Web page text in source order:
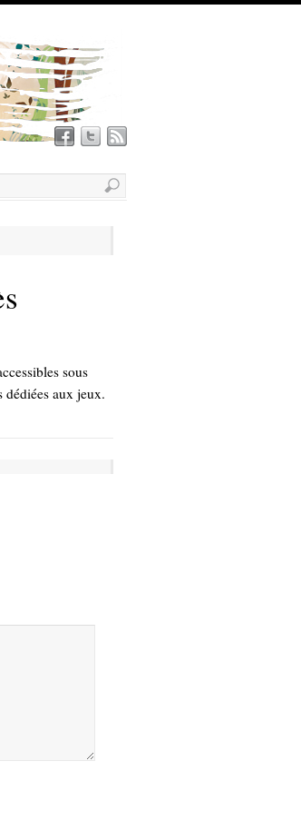
sous
dédiées aux jeux.